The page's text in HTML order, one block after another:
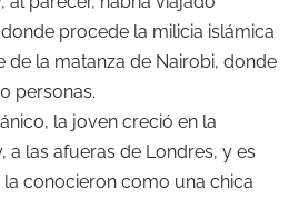
procede la milicia islámica
de la matanza de Nairobi, donde
personas.
la joven creció en la
a las afueras de Londres, y es
conocieron como una chica